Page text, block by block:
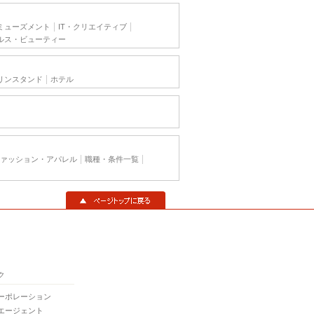
ューズメント
IT・クリエイティブ
ス・ビューティー
ンスタンド ホテル
ッション・アパレル 職種・条件一覧
ポレーション
ジェント